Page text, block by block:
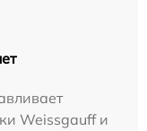
Weissgauff и